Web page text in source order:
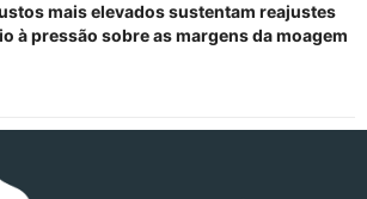
mais elevados sustentam reajustes
à pressão sobre as margens da moagem